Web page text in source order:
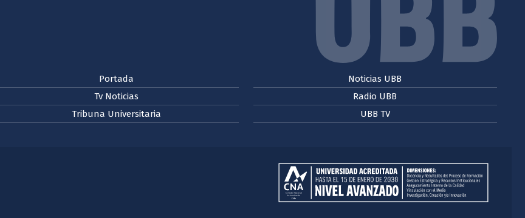
Portada
Tv Noticias
Tribuna Universitaria
Noticias UBB
Radio UBB
UBB TV